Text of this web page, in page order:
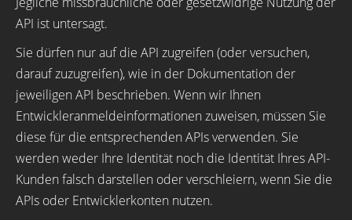
API ist untersagt.
Sie dürfen nur auf die API zugreifen (oder versuchen,
darauf zuzugreifen), wie in der Dokumentation der
jeweiligen API beschrieben. Wenn wir Ihnen
Entwickleranmeldeinformationen zuweisen, müssen Sie
diese für die entsprechenden APIs verwenden. Sie
werden weder Ihre Identität noch die Identität Ihres API-
Kunden falsch darstellen oder verschleiern, wenn Sie die
APIs oder Entwicklerkonten nutzen.